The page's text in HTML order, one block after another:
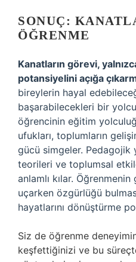
SONUÇ:
ÖĞRENME
Kanatların görevi,
potansiyelini açığa
bireylerin hayal
başarabilecekleri bir
öğrencinin eğitim
ufukları, toplumların
gücü simgeler. Pedagojik
teorileri ve toplumsal
anlamlı kılar.
uçarken özgürlüğü
hayatlarını dönüştürme
Siz de öğrenme
keşfettiğinizi ve bu